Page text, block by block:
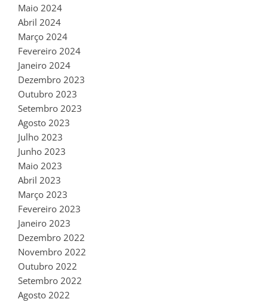
Maio 2024
Abril 2024
Março 2024
Fevereiro 2024
Janeiro 2024
Dezembro 2023
Outubro 2023
Setembro 2023
Agosto 2023
Julho 2023
Junho 2023
Maio 2023
Abril 2023
Março 2023
Fevereiro 2023
Janeiro 2023
Dezembro 2022
Novembro 2022
Outubro 2022
Setembro 2022
Agosto 2022